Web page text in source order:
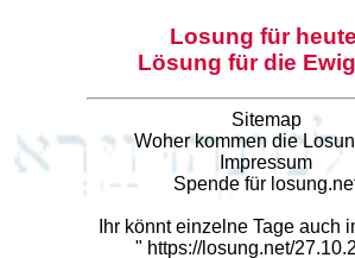
Losung für
Lösung für die
Sitemap
Woher kommen die
Impressum
Spende für
Ihr könnt einzelne Tage auch
" https://losung.net/